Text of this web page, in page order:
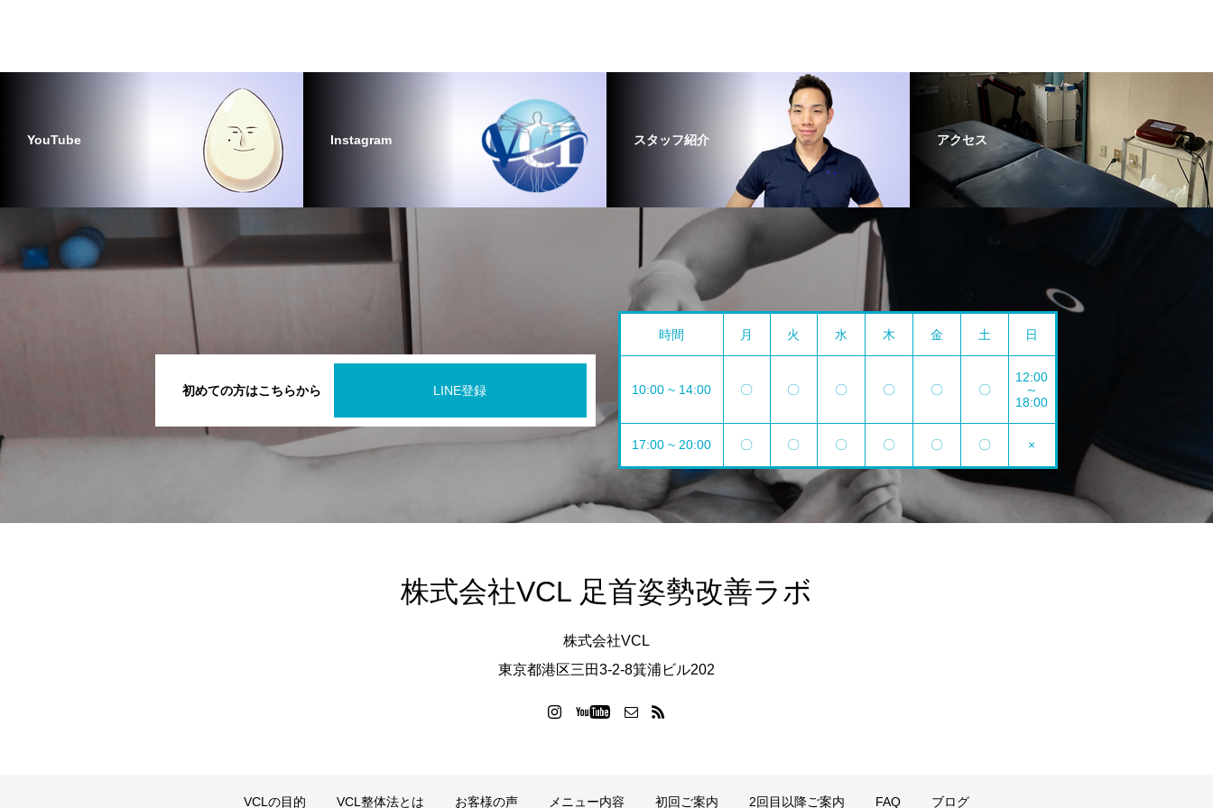
YouTube Instagram スタッフ紹介 アクセス
初めての方はこちらから LINE登録
時間 月 火 水 木 金 土 日
10:00 ~ 14:00 〇 〇 〇 〇 〇 〇
12:00
～
18:00
17:00 ~ 20:00 〇 〇 〇 〇 〇 〇 ×
株式会社VCL 足首姿勢改善ラボ
株式会社VCL
東京都港区三田3-2-8箕浦ビル202
VCLの目的 VCL整体法とは お客様の声 メニュー内容 初回ご案内 2回目以降ご案内 FAQ ブログ